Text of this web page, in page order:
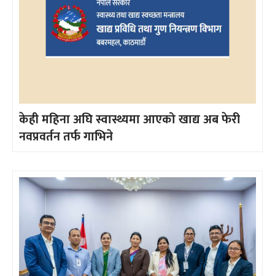
केही महिना अघि स्वास्थ्यमा आएको खाद्य अब फेरी
नवप्रवर्तन तर्फ गाभिने